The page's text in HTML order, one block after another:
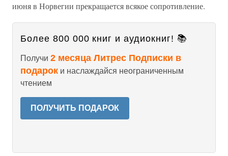
июня в Норвегии прекращается всякое сопротивление.
Более 800 000 книг и аудиокниг! 📚
Получи 2 месяца Литрес Подписки в
подарок и наслаждайся неограниченным
чтением
ПОЛУЧИТЬ ПОДАРОК